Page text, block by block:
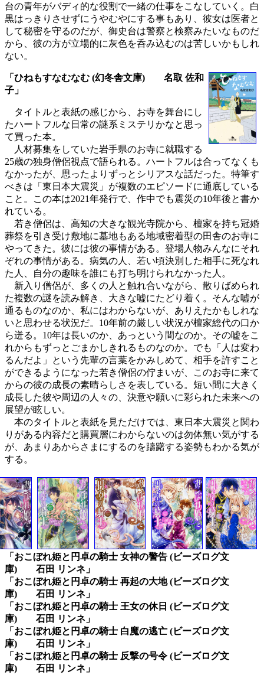
台の青年がバディ的な役割で一緒の仕事をこなしていく。白
黒はっきりさせずにうやむやにする事もあり、彼女は医者と
して秘密を守るのだが、御史台は警察と検察みたいなものだ
から、彼の方が立場的に灰色を呑み込むのは苦しいかもしれ
ない。
「ひねもすなむなむ (幻冬舎文庫) 名取 佐和
子」
タイトルと表紙の感じから、お寺を舞台にし
たハートフルな日常の謎系ミステリかなと思っ
て買った本。
人材募集をしていた岩手県のお寺に就職する
25歳の独身僧侶視点で語られる。ハートフルは合ってなくも
なかったが、思ったよりずっとシリアスな話だった。特筆す
べきは「東日本大震災」が複数のエピソードに通底している
こと。この本は2021年発行で、作中でも震災の10年後と書か
れている。
若き僧侶は、高知の大きな観光寺院から、檀家を持ち冠婚
葬祭を引き受け敷地に墓地もある地域密着型の田舎のお寺に
やってきた。彼には彼の事情がある。登場人物みんなにそれ
ぞれの事情がある。病気の人、若い頃決別した相手に死なれ
た人、自分の趣味を誰にも打ち明けられなかった人。
新入り僧侶が、多くの人と触れ合いながら、散りばめられ
た複数の謎を読み解き、大きな嘘にたどり着く。そんな嘘が
通るものなのか、私にはわからないが、ありえたかもしれな
いと思わせる状況だ。10年前の厳しい状況が檀家総代の口か
ら迸る。10年は長いのか、あっという間なのか。その嘘をこ
れからもずっとごまかしきれるものなのか。でも「人は変わ
るんだよ」という先輩の言葉をかみしめて、相手を許すこと
ができるようになった若き僧侶の佇まいが、このお寺に来て
からの彼の成長の素晴らしさを表している。短い間に大きく
成長した彼や周辺の人々の、決意や願いに彩られた未来への
展望が眩しい。
本のタイトルと表紙を見ただけでは、東日本大震災と関わ
りがある内容だと購買層にわからないのは勿体無い気がする
が、あまりあからさまにするのを躊躇する姿勢もわかる気が
する。
「おこぼれ姫と円卓の騎士 女神の警告 (ビーズログ文
庫) 石田 リンネ」
「おこぼれ姫と円卓の騎士 再起の大地 (ビーズログ文
庫) 石田 リンネ」
「おこぼれ姫と円卓の騎士 王女の休日 (ビーズログ文
庫) 石田 リンネ」
「おこぼれ姫と円卓の騎士 白魔の逃亡 (ビーズログ文
庫) 石田 リンネ」
「おこぼれ姫と円卓の騎士 反撃の号令 (ビーズログ文
庫) 石田 リンネ」